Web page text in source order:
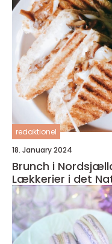
redaktionel
18. January 2024
Brunch i
Lækkerier i det